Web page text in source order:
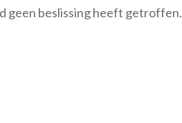
geen beslissing heeft getroffen.